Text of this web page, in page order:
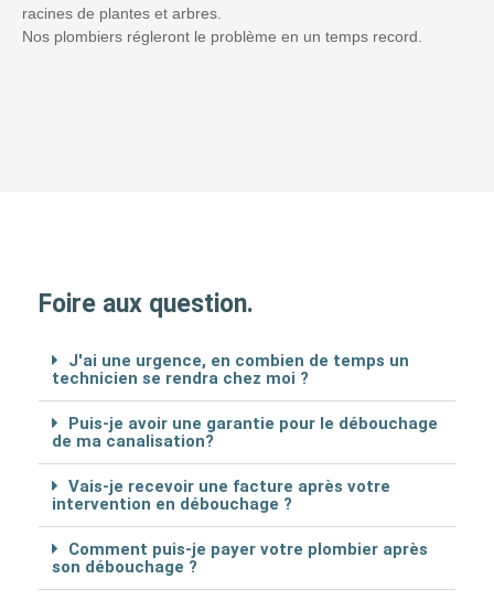
racines de plantes et arbres.
Nos plombiers régleront le problème en un temps record.
Foire aux question.
J'ai une urgence, en combien de temps un
technicien se rendra chez moi ?
Puis-je avoir une garantie pour le débouchage
de ma canalisation?
Vais-je recevoir une facture après votre
intervention en débouchage ?
Comment puis-je payer votre plombier après
son débouchage ?